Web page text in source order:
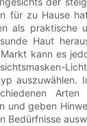
für zu Hause
als praktische
Haut
kann es
auszuwählen.
Arten
und geben
Bedürfnisse